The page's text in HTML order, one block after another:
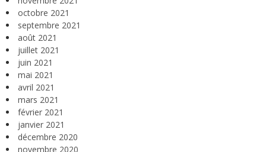
octobre 2021
septembre 2021
août 2021
juillet 2021
juin 2021
mai 2021
avril 2021
mars 2021
février 2021
janvier 2021
décembre 2020
novembre 2020